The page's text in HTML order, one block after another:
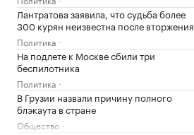
Лантратова заявила, что судьба более
300 курян неизвестна после вторжения
Политика
На подлете к Москве сбили три
беспилотника
Политика
В Грузии назвали причину полного
блэкаута в стране
Общество